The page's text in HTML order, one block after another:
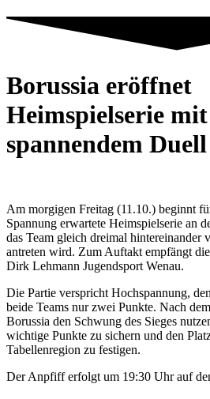
Borussia eröffnet
Heimspielserie mit
spannendem Duell
Am morgigen Freitag (11.10.) beginnt
Spannung erwartete Heimspielserie an
das Team gleich dreimal hintereinander
antreten wird. Zum Auftakt empfängt
Dirk Lehmann Jugendsport Wenau.
Die Partie verspricht Hochspannung,
beide Teams nur zwei Punkte. Nach
Borussia den Schwung des Sieges
wichtige Punkte zu sichern und den
Tabellenregion zu festigen.
Der Anpfiff erfolgt um 19:30 Uhr auf